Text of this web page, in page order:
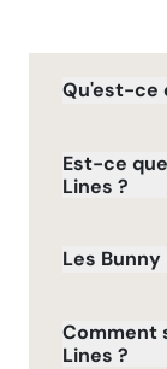
Qu'est-ce
Est-ce
Lines ?
Les
Comment
Lines ?